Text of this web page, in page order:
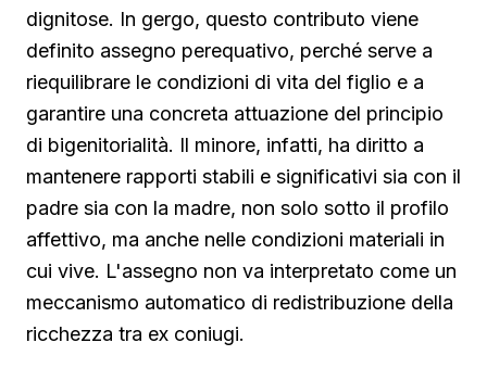
dignitose. In gergo, questo contributo viene
definito assegno perequativo, perché serve a
riequilibrare le condizioni di vita del figlio e a
garantire una concreta attuazione del principio
di bigenitorialità. Il minore, infatti, ha diritto a
mantenere rapporti stabili e significativi sia con il
padre sia con la madre, non solo sotto il profilo
affettivo, ma anche nelle condizioni materiali in
cui vive. L'assegno non va interpretato come un
meccanismo automatico di redistribuzione della
ricchezza tra ex coniugi.